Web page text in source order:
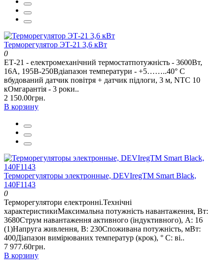
Терморегулятор ЭТ-21 3,6 кВт
0
ЕТ-21 - електромеханічний термостатпотужність - 3600Вт,
16А, 195В-250Вдіапазон температури - +5……..40° С
вбудований датчик повітря + датчик підлоги, 3 м, NTC 10
кОмгарантія - 3 роки..
2 150.00грн.
В корзину
Терморегуляторы электронные, DEVIregTM Smart Black,
140F1143
0
Терморегулятори електронні.Технічні
характеристикиМаксимальна потужність навантаження, Вт:
3680Струм навантаження активного (індуктивного), А: 16
(1)Напруга живлення, В: 230Споживана потужність, мВт:
400Діапазон вимірюваних температур (крок), ° С: ві..
7 977.60грн.
В корзину